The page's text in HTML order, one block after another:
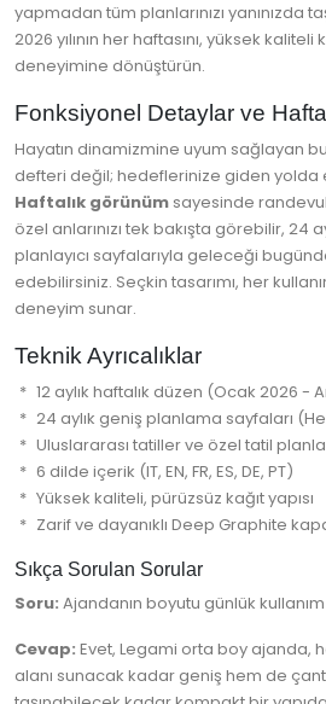
yapmadan tüm planlarınızı yanınızda
2026 yılının her haftasını, yüksek
deneyimine dönüştürün.
Fonksiyonel Detaylar ve
Hayatın dinamizmine uyum sağlayan
defteri değil; hedeflerinize giden yolda
Haftalık görünüm sayesinde
özel anlarınızı tek bakışta görebilir, 24
planlayıcı sayfalarıyla geleceği
edebilirsiniz. Seçkin tasarımı, her
deneyim sunar.
Teknik Ayrıcalıklar
12 aylık haftalık düzen (Ocak 2026 -
24 aylık geniş planlama sayfaları
Uluslararası tatiller ve özel tatil
6 dilde içerik (IT, EN, FR, ES, DE, PT)
Yüksek kaliteli, pürüzsüz kağıt yapısı
Zarif ve dayanıklı Deep Graphite
Sıkça Sorulan Sorular
Soru: Ajandanın boyutu günlük
Cevap: Evet, Legami orta boy ajanda,
alanı sunacak kadar geniş hem de